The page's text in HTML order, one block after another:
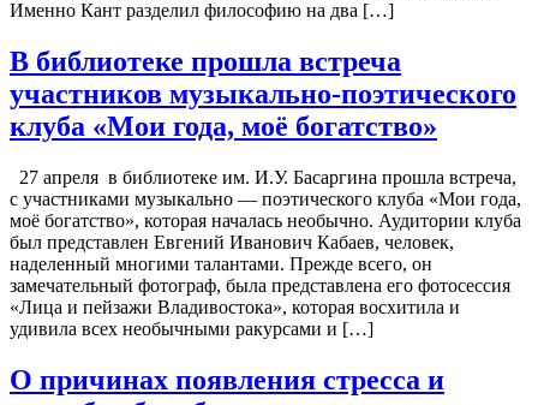
Именно Кант разделил философию на два […]
В библиотеке прошла встреча
участников музыкально-поэтического
клуба «Мои года, моё богатство»
27 апреля в библиотеке им. И.У. Басаргина прошла встреча,
с участниками музыкально — поэтического клуба «Мои года,
моё богатство», которая началась необычно. Аудитории клуба
был представлен Евгений Иванович Кабаев, человек,
наделенный многими талантами. Прежде всего, он
замечательный фотограф, была представлена его фотосессия
«Лица и пейзажи Владивостока», которая восхитила и
удивила всех необычными ракурсами и […]
О причинах появления стресса и